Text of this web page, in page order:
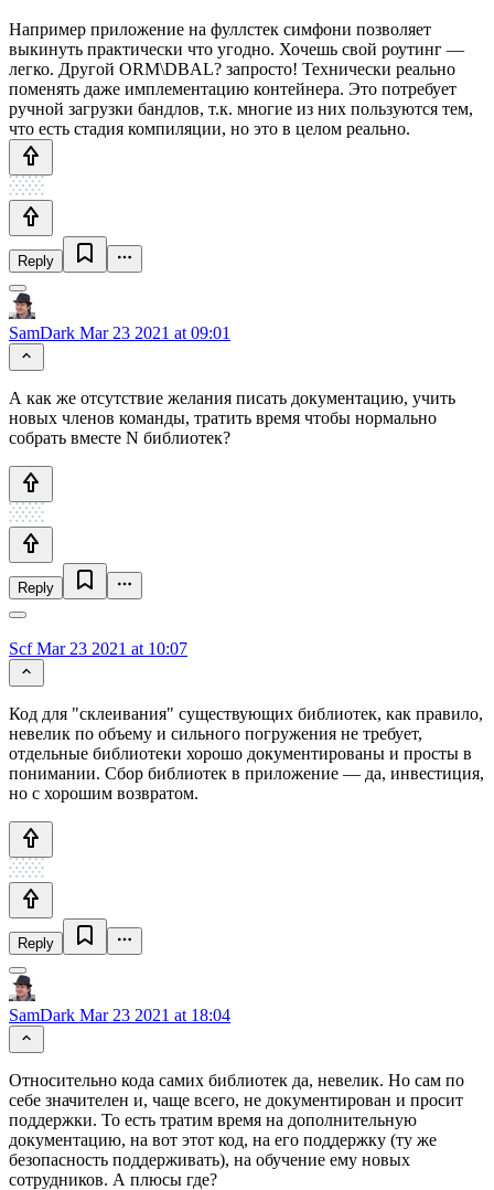
Например приложение на фуллстек симфони позволяет
выкинуть практически что угодно. Хочешь свой роутинг —
легко. Другой ORM\DBAL? запросто! Технически реально
поменять даже имплементацию контейнера. Это потребует
ручной загрузки бандлов, т.к. многие из них пользуются тем,
что есть стадия компиляции, но это в целом реально.
Reply
SamDark Mar 23 2021 at 09:01
А как же отсутствие желания писать документацию, учить
новых членов команды, тратить время чтобы нормально
собрать вместе N библиотек?
Reply
ScfMar 23 2021 at 10:07
Код для "склеивания" существующих библиотек, как правило,
невелик по объему и сильного погружения не требует,
отдельные библиотеки хорошо документированы и просты в
понимании. Сбор библиотек в приложение — да, инвестиция,
но с хорошим возвратом.
Reply
SamDark Mar 23 2021 at 18:04
Относительно кода самих библиотек да, невелик. Но сам по
себе значителен и, чаще всего, не документирован и просит
поддержки. То есть тратим время на дополнительную
документацию, на вот этот код, на его поддержку (ту же
безопасность поддерживать), на обучение ему новых
сотрудников. А плюсы где?